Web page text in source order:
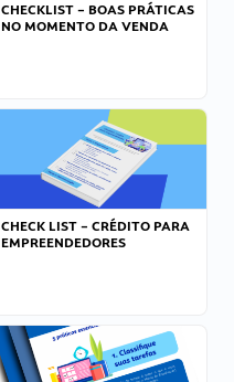
CHECKLIST – BOAS PRÁTICAS
NO MOMENTO DA VENDA
CHECK LIST – CRÉDITO PARA
EMPREENDEDORES